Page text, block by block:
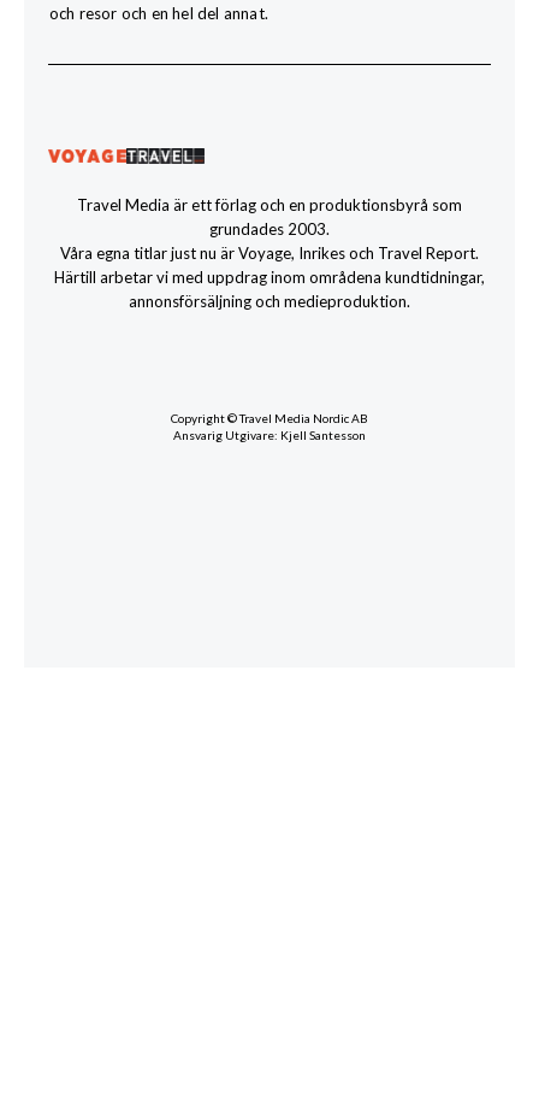
och resor och en hel del annat.
Travel Media är ett förlag och en produktionsbyrå som
grundades 2003.
Våra egna titlar just nu är Voyage, Inrikes och Travel Report.
Härtill arbetar vi med uppdrag inom områdena kundtidningar,
annonsförsäljning och medieproduktion.
Copyright © Travel Media Nordic AB
Ansvarig Utgivare: Kjell Santesson